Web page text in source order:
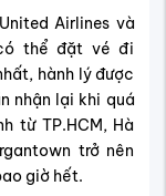
Airlines và
thể đặt vé đi
hành lý được
nhận lại khi quá
từ TP.HCM, Hà
trở nên
giờ hết.